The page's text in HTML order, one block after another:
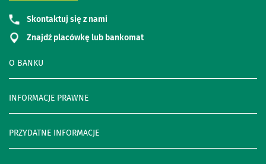
O BANKU
INFORMACJE PRAWNE
PRZYDATNE INFORMACJE
Skontaktuj się z nami
Znajdź placówkę lub bankomat